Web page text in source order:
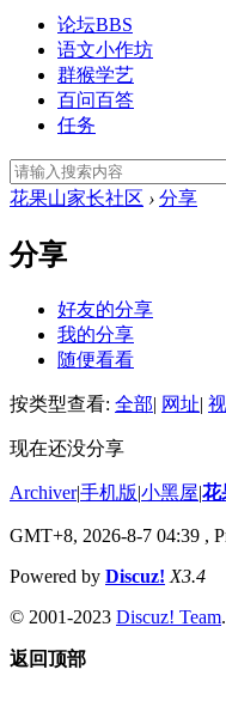
论坛BBS
语文小作坊
群猴学艺
百问百答
任务
花果山家长社区 › 分享
分享
好友的分享
我的分享
随便看看
按类型查看: 全部| 网址|
现在还没分享
Archiver|手机版|小黑屋|花
GMT+8, 2026-8-7 04:39 ,
Powered by Discuz! X3.4
© 2001-2023 Discuz! Team.
返回顶部